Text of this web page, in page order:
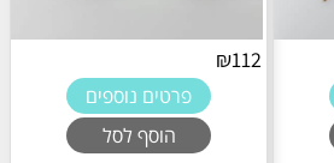
₪112
פרטים נוספים
הוסף לסל